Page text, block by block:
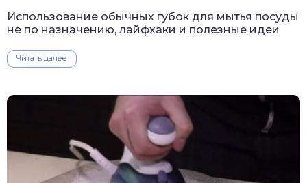
Использование обычных губок для мытья посуды
не по назначению, лайфхаки и полезные идеи
Читать далее